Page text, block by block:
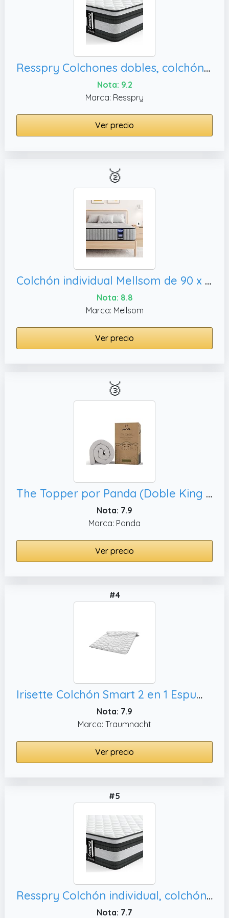
Resspry Colchones dobles, colchón en una caja
Nota: 9.2
Marca: Resspry
Ver precio
🥈
Colchón individual Mellsom de 90 x 190 x 20 cm, 8 pulgadas ortopédico
Nota: 8.8
Marca: Mellsom
Ver precio
🥉
The Topper por Panda (Doble King del Reino Unido) - Cubre Colchón de bambú de Espuma de Memoria Infundida con Gel (Hidro-Espuma)
Nota: 7.9
Marca: Panda
Ver precio
#4
Irisette Colchón Smart 2 en 1 Espuma Fría 7 Zonas, Certificado Öko-Tex
Nota: 7.9
Marca: Traumnacht
Ver precio
#5
Resspry Colchón individual, colchón en una caja
Nota: 7.7